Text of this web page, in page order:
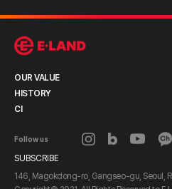
OUR VALUE
HISTORY
CI
Follow us
SUBSCRIBE
146, Magokdong-ro, Gangseo-gu, Seoul,